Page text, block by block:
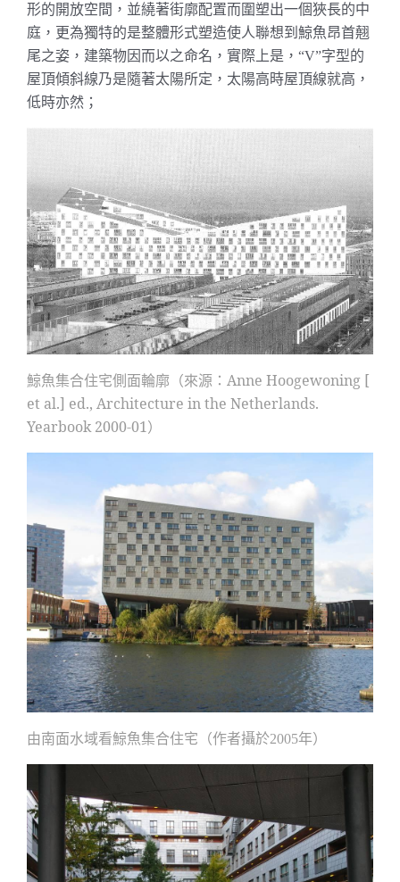
形的開放空間，並繞著街廓配置而圍塑出一個狹長的中
庭，更為獨特的是整體形式塑造使人聯想到鯨魚昂首翹
尾之姿，建築物因而以之命名，實際上是， “V”字型的
屋頂傾斜線乃是隨著太陽所定，太陽高時屋頂線就高，
低時亦然；
鯨魚集合住宅側面輪廓（來源： Anne Hoogewoning [
et al.] ed., Architecture in the Netherlands.
Yearbook 2000-01）
由南面水域看鯨魚集合住宅（作者攝於2005年）